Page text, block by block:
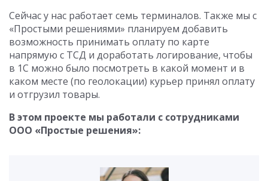
Сейчас у нас работает семь терминалов. Также мы с
«Простыми решениями» планируем добавить
возможность принимать оплату по карте
напрямую с ТСД и доработать логирование, чтобы
в 1С можно было посмотреть в какой момент и в
каком месте (по геолокации) курьер принял оплату
и отгрузил товары.
В этом проекте мы работали с сотрудниками
ООО «Простые решения»: